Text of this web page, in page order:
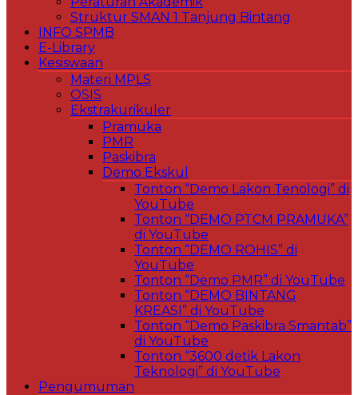
Struktur SMAN 1 Tanjung Bintang
INFO SPMB
E-Library
Kesiswaan
Materi MPLS
OSIS
Ekstrakurikuler
Pramuka
PMR
Paskibra
Demo Ekskul
Tonton “Demo Lakon Tenologi” di
YouTube
Tonton “DEMO PTCM PRAMUKA”
di YouTube
Tonton “DEMO ROHIS” di
YouTube
Tonton “Demo PMR” di YouTube
Tonton “DEMO BINTANG
KREASI” di YouTube
Tonton “Demo Paskibra Smantab”
di YouTube
Tonton “3600 detik Lakon
Teknologi” di YouTube
Pengumuman